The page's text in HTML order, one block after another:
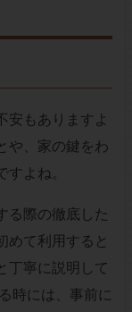
安もありますよ
や、家の鍵をわ
よね。
る際の徹底した
めて利用すると
丁寧に説明して
時には、事前に